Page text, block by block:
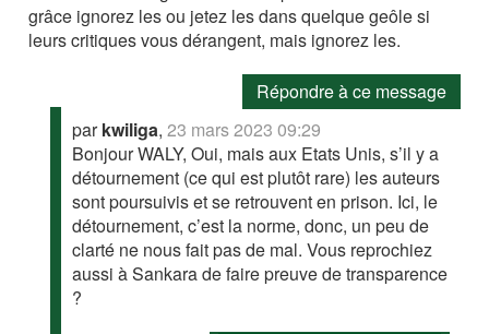
grâce ignorez les ou jetez les dans quelque geôle si
leurs critiques vous dérangent, mais ignorez les.
Répondre à ce message
parkwiliga,23 mars 2023 09:29
Bonjour WALY, Oui, mais aux Etats Unis, s’il y a
détournement (ce qui est plutôt rare) les auteurs
sont poursuivis et se retrouvent en prison. Ici, le
détournement, c’est la norme, donc, un peu de
clarté ne nous fait pas de mal. Vous reprochiez
aussi à Sankara de faire preuve de transparence
?